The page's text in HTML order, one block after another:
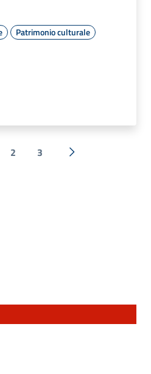
Patrimonio culturale
2 3 Successiva »